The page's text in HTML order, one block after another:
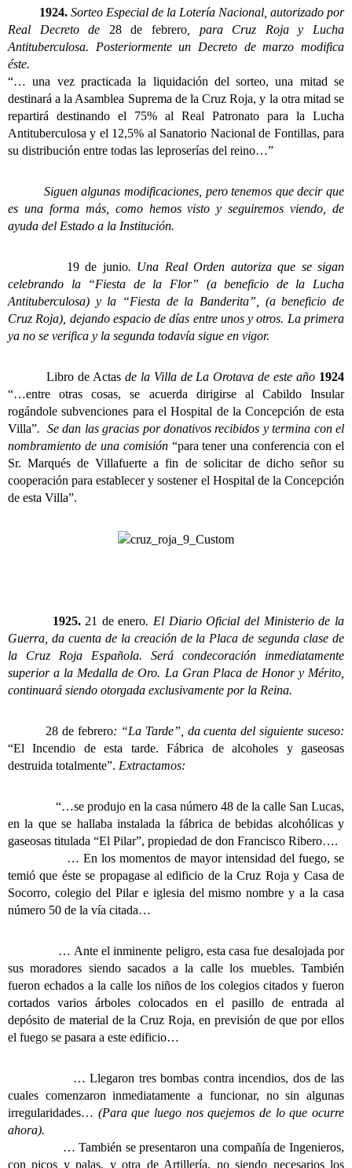
1924. Sorteo Especial de la Lotería Nacional, autorizado por
Real Decreto de 28 de febrero , para Cruz Roja y Lucha
Antituberculosa. Posteriormente un Decreto de marzo modifica
éste.
“… una vez practicada la liquidación del sorteo, una mitad se
destinará a la Asamblea Suprema de la Cruz Roja, y la otra mitad se
repartirá destinando el 75% al Real Patronato para la Lucha
Antituberculosa y el 12,5% al Sanatorio Nacional de Fontillas, para
su distribución entre todas las leproserías del reino…”
Siguen algunas modificaciones, pero tenemos que decir que
es una forma más, como hemos visto y seguiremos viendo, de
ayuda del Estado a la Institución.
19 de junio. Una Real Orden autoriza que se sigan
celebrando la “Fiesta de la Flor” (a beneficio de la Lucha
Antituberculosa) y la “Fiesta de la Banderita”, (a beneficio de
Cruz Roja), dejando espacio de días entre unos y otros. La primera
ya no se verifica y la segunda todavía sigue en vigor.
Libro de Actas de la Villa de La Orotava de este año 1924
“…entre otras cosas, se acuerda dirigirse al Cabildo Insular
rogándole subvenciones para el Hospital de la Concepción de esta
Villa”. Se dan las gracias por donativos recibidos y termina con el
nombramiento de una comisión “para tener una conferencia con el
Sr. Marqués de Villafuerte a fin de solicitar de dicho señor su
cooperación para establecer y sostener el Hospital de la Concepción
de esta Villa”.
1925.21 de enero. El Diario Oficial del Ministerio de la
Guerra, da cuenta de la creación de la Placa de segunda clase de
la Cruz Roja Española. Será condecoración inmediatamente
superior a la Medalla de Oro. La Gran Placa de Honor y Mérito,
continuará siendo otorgada exclusivamente por la Reina.
28 de febrero: “La Tarde”, da cuenta del siguiente suceso:
“El Incendio de esta tarde. Fábrica de alcoholes y gaseosas
destruida totalmente”. Extractamos:
“…se produjo en la casa número 48 de la calle San Lucas,
en la que se hallaba instalada la fábrica de bebidas alcohólicas y
gaseosas titulada “El Pilar”, propiedad de don Francisco Ribero….
… En los momentos de mayor intensidad del fuego, se
temió que éste se propagase al edificio de la Cruz Roja y Casa de
Socorro, colegio del Pilar e iglesia del mismo nombre y a la casa
número 50 de la vía citada…
… Ante el inminente peligro, esta casa fue desalojada por
sus moradores siendo sacados a la calle los muebles. También
fueron echados a la calle los niños de los colegios citados y fueron
cortados varios árboles colocados en el pasillo de entrada al
depósito de material de la Cruz Roja, en previsión de que por ellos
el fuego se pasara a este edificio…
… Llegaron tres bombas contra incendios, dos de las
cuales comenzaron inmediatamente a funcionar, no sin algunas
irregularidades… (Para que luego nos quejemos de lo que ocurre
ahora).
… También se presentaron una compañía de Ingenieros,
con picos y palas, y otra de Artillería, no siendo necesarios los